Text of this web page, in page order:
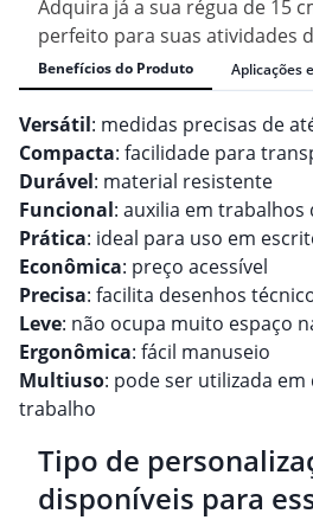
Adquira já a sua régua de 15
perfeito para suas atividades
Benefícios do Produto Aplicações
Versátil: medidas precisas de
Compacta: facilidade para
Durável: material resistente
Funcional: auxilia em trabalhos
Prática: ideal para uso em
Econômica: preço acessível
Precisa: facilita desenhos
Leve: não ocupa muito espaço
Ergonômica: fácil manuseio
Multiuso: pode ser utilizada
trabalho
Tipo de
disponíveis para